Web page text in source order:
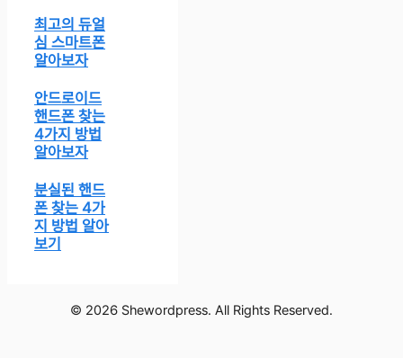
최고의 듀얼
심 스마트폰
알아보자
안드로이드
핸드폰 찾는
4가지 방법
알아보자
분실된 핸드
폰 찾는 4가
지 방법 알아
보기
© 2026 Shewordpress. All Rights Reserved.